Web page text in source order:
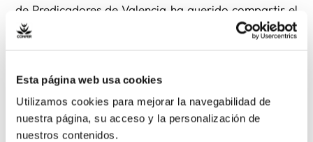
Esta página web usa cookies
Utilizamos cookies para mejorar la navegabilidad de
nuestra página, su acceso y la personalización de
nuestros contenidos.
de Predicadores de Valencia ha querido compartir el
proceso de recuperación que está teniendo tras estar
Este testimonio es un escrito originalmente publicado
hace unos días en un sencillo blog de los estudiantes
dominicos.